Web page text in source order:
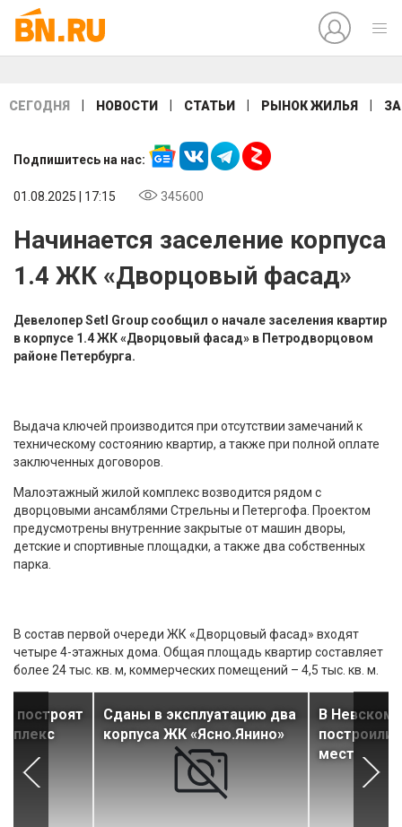
СЕГОДНЯ НОВОСТИ СТАТЬИ РЫНОК ЖИЛЬЯ
Подпишитесь на нас:
01.08.2025 | 17:15 345600
Начинается заселение корпуса
1.4 ЖК «Дворцовый фасад»
Девелопер Setl Group сообщил о начале заселения квартир
в корпусе 1.4 ЖК «Дворцовый фасад» в Петродворцовом
районе Петербурга.
Выдача ключей производится при отсутствии замечаний к
техническому состоянию квартир, а также при полной оплате
заключенных договоров.
Малоэтажный жилой комплекс возводится рядом с
дворцовыми ансамблями Стрельны и Петергофа. Проектом
предусмотрены внутренние закрытые от машин дворы,
детские и спортивные площадки, а также два собственных
парка.
В состав первой очереди ЖК «Дворцовый фасад» входят
четыре 4-этажных дома. Общая площадь квартир составляет
более 24 тыс. кв. м, коммерческих помещений – 4,5 тыс. кв. м.
построят
Сданы в эксплуатацию два
корпуса ЖК «Ясно.Янино»
В Невском
построили
мест